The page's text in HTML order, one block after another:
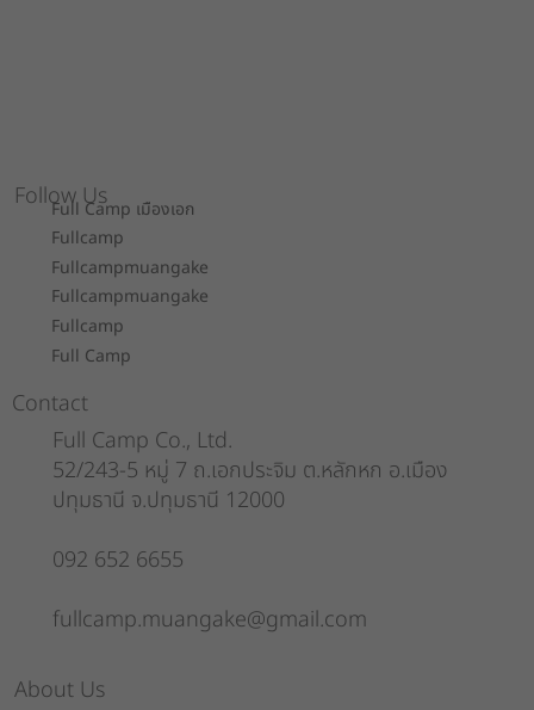
About Us
Contact
Full Camp Co., Ltd.
52/243-5 หมู่ 7 ถ.เอกประจิม ต.หลักหก อ.เมือง
ปทุมธานี จ.ปทุมธานี 12000
092 652 6655
fullcamp.muangake@gmail.com
Follow Us
Full Camp เมืองเอก
Fullcamp
Fullcampmuangake
Fullcampmuangake
Fullcamp
Full Camp